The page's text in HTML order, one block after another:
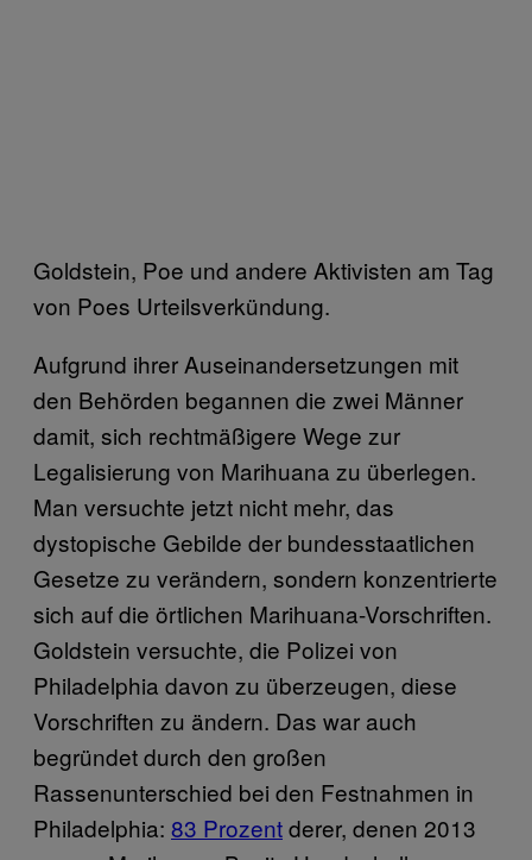
Goldstein, Poe und andere Aktivisten am Tag
von Poes Urteilsverkündung.
Aufgrund ihrer Auseinandersetzungen mit
den Behörden begannen die zwei Männer
damit, sich rechtmäßigere Wege zur
Legalisierung von Marihuana zu überlegen.
Man versuchte jetzt nicht mehr, das
dystopische Gebilde der bundesstaatlichen
Gesetze zu verändern, sondern konzentrierte
sich auf die örtlichen Marihuana-Vorschriften.
Goldstein versuchte, die Polizei von
Philadelphia davon zu überzeugen, diese
Vorschriften zu ändern. Das war auch
begründet durch den großen
Rassenunterschied bei den Festnahmen in
Philadelphia: 83 Prozentderer, denen 2013